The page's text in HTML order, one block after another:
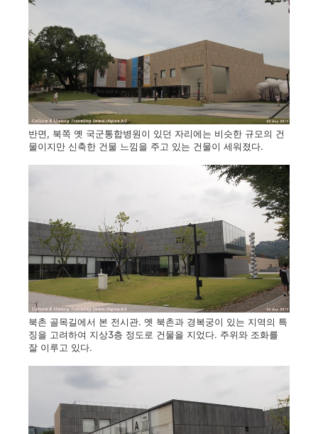
반면, 북쪽 옛 국군통합병원이 있던 자리에는 비슷한 규모의 건
물이지만 신축한 건물 느낌을 주고 있는 건물이 세워졌다.
북촌 골목길에서 본 전시관. 옛 북촌과 경복궁이 있는 지역의 특
징을 고려하여 지상3층 정도로 건물을 지었다. 주위와 조화를
잘 이루고 있다.